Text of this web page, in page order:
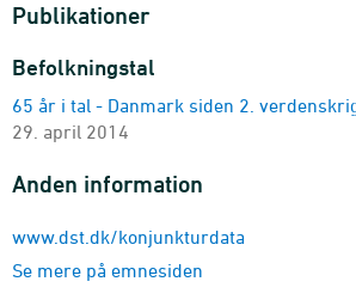
Publikationer
Befolkningstal
65 år i tal - Danmark siden 2.
29. april 2014
Anden information
www.dst.dk/konjunkturdata
Se mere på emnesiden